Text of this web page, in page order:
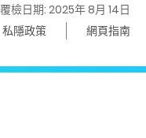
覆檢日期: 2025年 8月 14日
私隱政策 網頁指南